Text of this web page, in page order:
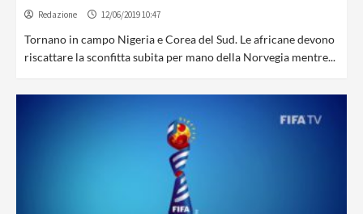
Redazione 12/06/2019 10:47
Tornano in campo Nigeria e Corea del Sud. Le africane devono
riscattare la sconfitta subita per mano della Norvegia mentre...